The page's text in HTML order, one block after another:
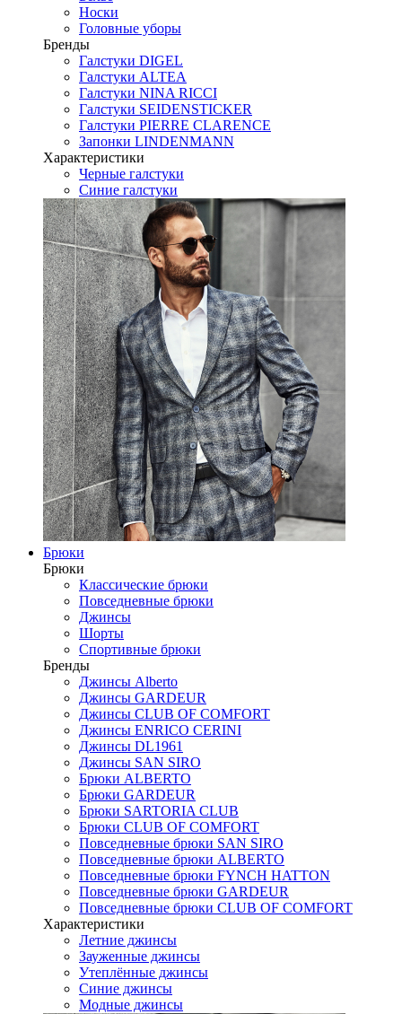
Носки
Головные уборы
Бренды
Галстуки DIGEL
Галстуки ALTEA
Галстуки NINA RICCI
Галстуки SEIDENSTICKER
Галстуки PIERRE CLARENCE
Запонки LINDENMANN
Характеристики
Черные галстуки
Синие галстуки
Брюки
Брюки
Классические брюки
Повседневные брюки
Джинсы
Шорты
Спортивные брюки
Бренды
Джинсы Alberto
Джинсы GARDEUR
Джинсы CLUB OF COMFORT
Джинсы ENRICO CERINI
Джинсы DL1961
Джинсы SAN SIRO
Брюки ALBERTO
Брюки GARDEUR
Брюки SARTORIA CLUB
Брюки CLUB OF COMFORT
Повседневные брюки SAN SIRO
Повседневные брюки ALBERTO
Повседневные брюки FYNCH HATTON
Повседневные брюки GARDEUR
Повседневные брюки CLUB OF COMFORT
Характеристики
Летние джинсы
Зауженные джинсы
Утеплённые джинсы
Синие джинсы
Модные джинсы